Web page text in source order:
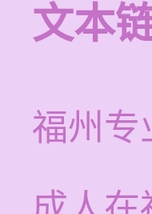
文本
福州专